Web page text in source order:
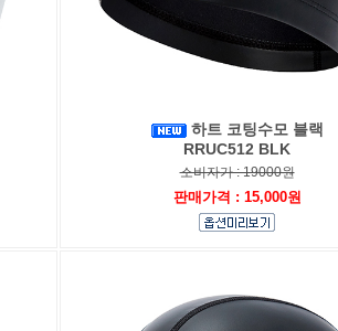
하트 코팅수모 블랙
RRUC512 BLK
소비자가 : 19000원
판매가격 : 15,000원